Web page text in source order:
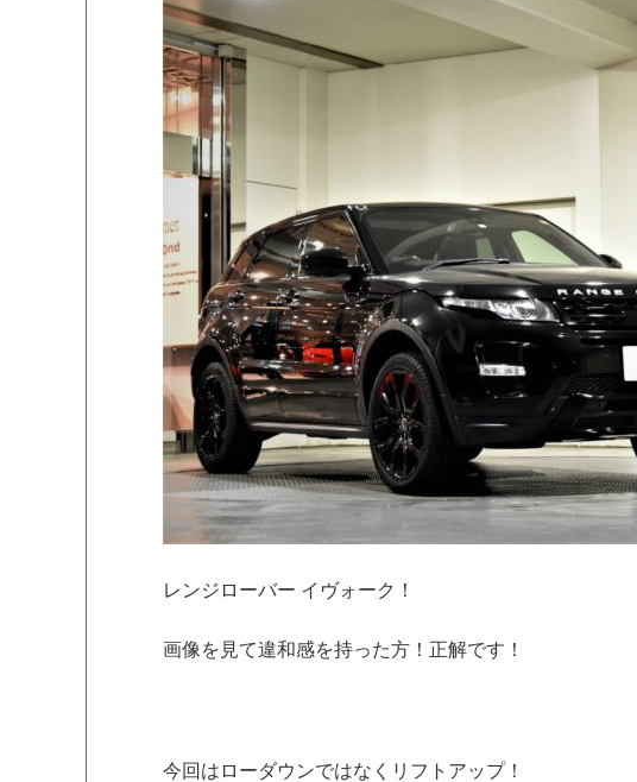
レンジローバー イヴォーク！
画像を見て違和感を持った方！正解です！
今回はローダウンではなくリフトアップ！